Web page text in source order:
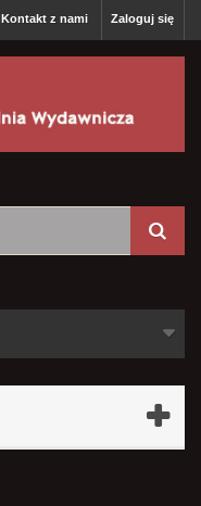
Zaloguj się
Kontakt z nami